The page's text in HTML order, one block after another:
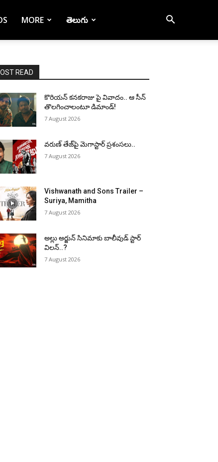
MORE తెలుగు
READ
కొరియన్ కనకరాజు పై వివాదం.. ఆ సీన్
తొలగించాలంటూ డిమాండ్!
7 August 2026
వరుణ్ తేజ్‌పై మెగాస్టార్ ప్రశంసలు..
7 August 2026
Vishwanath and Sons Trailer –
Suriya, Mamitha
7 August 2026
అల్లు అర్జున్ సినిమాకు బాలీవుడ్ స్టార్
విలన్..?
7 August 2026